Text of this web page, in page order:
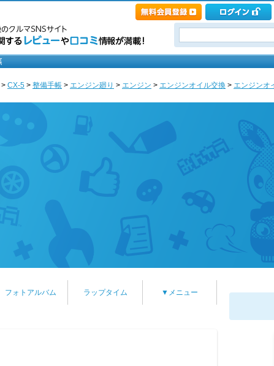
> CX-5 > 整備手帳 > エンジン廻り > エンジン > エンジンオイル交換 > エンジンオ
フォトアルバム ラップタイム ▼メニュー